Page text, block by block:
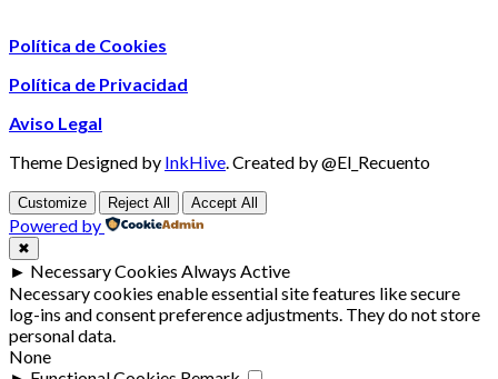
Política de Cookies
Política de Privacidad
Aviso Legal
Theme Designed by InkHive.Created by @El_Recuento
Customize Reject All Accept All
Powered by
✖
► Necessary Cookies Always Active
Necessary cookies enable essential site features like secure
log-ins and consent preference adjustments. They do not store
personal data.
None